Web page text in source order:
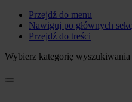
Przejdź do menu
Nawiguj po głównych
Przejdź do treści
Wybierz kategorię wyszukiwania